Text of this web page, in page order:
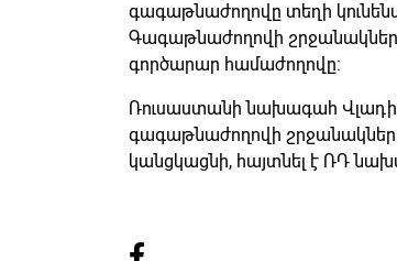
գագաթնաժողովը տեղի կունենա
Գագաթնաժողովի
գործարար համաժողովը։
Ռուսաստանի նախագահ
գագաթնաժողովի
կանցկացնի, հայտնել է ՌԴ